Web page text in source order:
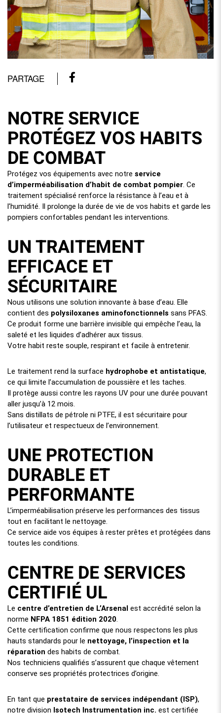
PARTAGE
NOTRE SERVICE
PROTÉGEZ VOS HABITS
DE COMBAT
Protégez vos équipements avec notre service
d’imperméabilisation d’habit de combat pompier. Ce
traitement spécialisé renforce la résistance à l’eau et à
l’humidité. Il prolonge la durée de vie de vos habits et garde les
pompiers confortables pendant les interventions.
UN TRAITEMENT
EFFICACE ET
SÉCURITAIRE
Nous utilisons une solution innovante à base d’eau. Elle
contient des polysiloxanes aminofonctionnels sans PFAS.
Ce produit forme une barrière invisible qui empêche l’eau, la
saleté et les liquides d’adhérer aux tissus.
Votre habit reste souple, respirant et facile à entretenir.
Le traitement rend la surface hydrophobe et antistatique,
ce qui limite l’accumulation de poussière et les taches.
Il protège aussi contre les rayons UV pour une durée pouvant
aller jusqu’à 12 mois.
Sans distillats de pétrole ni PTFE, il est sécuritaire pour
l’utilisateur et respectueux de l’environnement.
UNE PROTECTION
DURABLE ET
PERFORMANTE
L’imperméabilisation préserve les performances des tissus
tout en facilitant le nettoyage.
Ce service aide vos équipes à rester prêtes et protégées dans
toutes les conditions.
CENTRE DE SERVICES
CERTIFIÉ UL
Le centre d’entretien de L’Arsenal est accrédité selon la
norme NFPA 1851 édition 2020.
Cette certification confirme que nous respectons les plus
hauts standards pour le nettoyage, l’inspection et la
réparation des habits de combat.
Nos techniciens qualifiés s’assurent que chaque vêtement
conserve ses propriétés protectrices d’origine.
En tant que prestataire de services indépendant (ISP),
notre division Isotech Instrumentation inc. est certifiée